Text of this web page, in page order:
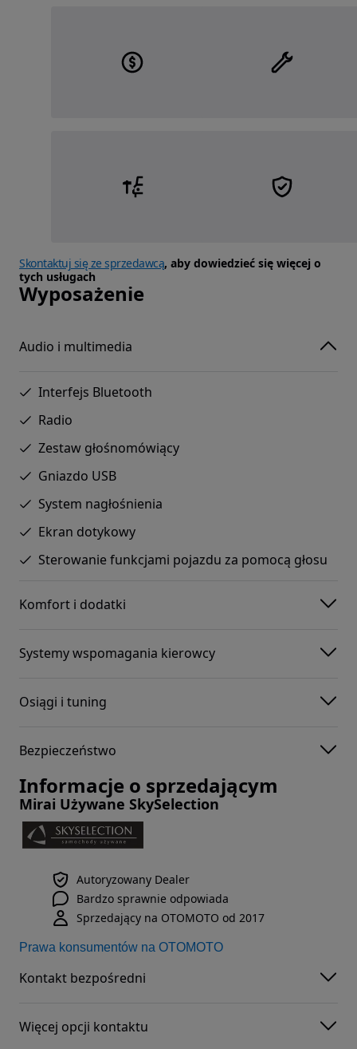
Skontaktuj się ze sprzedawcą, aby dowiedzieć się więcej o
tych usługach
Wyposażenie
Audio i multimedia
Interfejs Bluetooth
Radio
Zestaw głośnomówiący
Gniazdo USB
System nagłośnienia
Ekran dotykowy
Sterowanie funkcjami pojazdu za pomocą głosu
Komfort i dodatki
Systemy wspomagania kierowcy
Osiągi i tuning
Bezpieczeństwo
Informacje o sprzedającym
Mirai Używane SkySelection
Autoryzowany Dealer
Bardzo sprawnie odpowiada
Sprzedający na OTOMOTO od 2017
Prawa konsumentów na OTOMOTO
Kontakt bezpośredni
Więcej opcji kontaktu